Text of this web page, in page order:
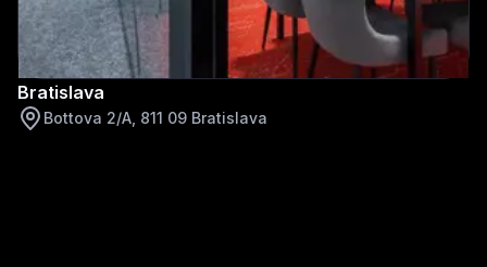
Bratislava
Bottova 2/A, 811 09 Bratislava